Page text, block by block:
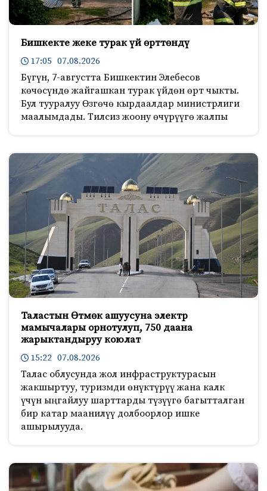
Бишкекте жеке турак үй өрттөндү
17:05 07.08.2026
Бүгүн, 7-августта Бишкектин Элебесов
көчөсүндө жайгашкан турак үйдөн өрт чыкты.
Бул тууралуу Өзгөчө кырдаалдар министрлиги
маалымдады. Тилсиз жоону өчүрүүгө жалпы
Таластын Өтмөк ашуусуна электр
мамычалары орнотулуп, 750 даана
жарыктандыруу коюлат
15:22 07.08.2026
Талас облусунда жол инфраструктурасын
жакшыртуу, туризмди өнүктүрүү жана калк
үчүн ыңгайлуу шарттарды түзүүгө багытталган
бир катар маанилүү долбоорлор ишке
ашырылууда.